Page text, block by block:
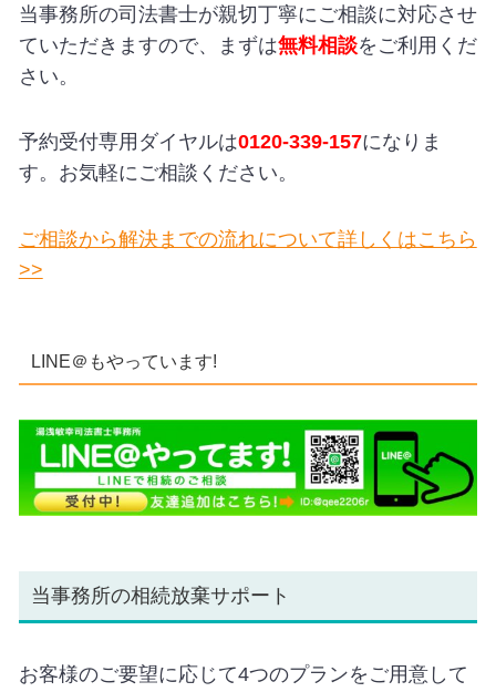
当事務所の司法書士が親切丁寧にご相談に対応させ
ていただきますので、まずは無料相談をご利用くだ
さい。
予約受付専用ダイヤルは0120-339-157になりま
す。お気軽にご相談ください。
ご相談から解決までの流れについて詳しくはこちら
>>
LINE＠もやっています!
当事務所の相続放棄サポート
お客様のご要望に応じて4つのプランをご用意して